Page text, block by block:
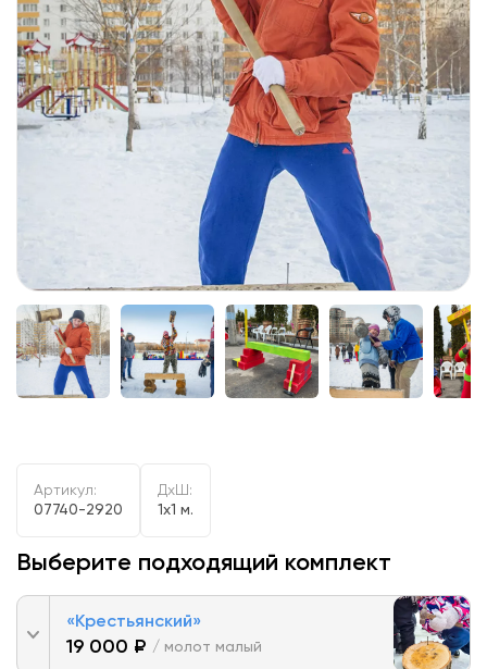
Артикул:
07740-2920
ДxШ:
1x1 м.
Выберите подходящий комплект
«Крестьянский»
19 000 ₽ / молот малый